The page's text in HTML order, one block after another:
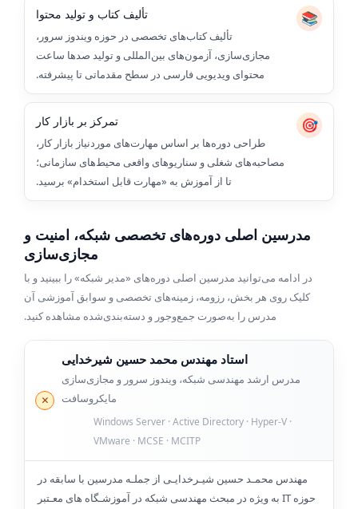
📚 تألیف کتاب و تولید محتوا
تألیف کتاب‌های تخصصی در حوزه ویندوز سرور،
مجازی‌سازی، آزمون‌های بین‌المللی و تولید صدها ساعت
محتوای ویدیویی فارسی در سطح مقدماتی تا پیشرفته.
🎯 تمرکز بر بازار کار
طراحی دوره‌ها بر اساس مهارت‌های موردنیاز بازار کار،
مصاحبه‌های شغلی و سناریوهای واقعی محیط‌های سازمانی؛
تا از آموزش به «مهارت قابل استخدام» برسید.
مدرسین اصلی دوره‌های تخصصی شبکه، امنیت و
مجازی‌سازی
در ادامه می‌توانید مدرسین اصلی دوره‌های «مدیر شبکه» را ببینید و با
کلیک روی هر بخش، رزومه، زمینه‌های تخصصی و سوابق آموزشی آن
مدرس را به‌صورت جمع‌وجور و دسته‌بندی‌شده مشاهده کنید.
استاد مهندس محمد حسین شیرخدایی
مدرس ارشد مهندسی شبکه، ویندوز سرور و مجازی‌سازی
مایکروسافت
Windows Server · Active Directory · Hyper-V ·
VMware · MCSE · MCITP
مهندس محمـد حسین شیـرخدایـی از جملـه مدرسین با سابقه در
حوزه IT به ویژه در مبحث مهندسی شبکه در آموزشـگاه های معـتبر